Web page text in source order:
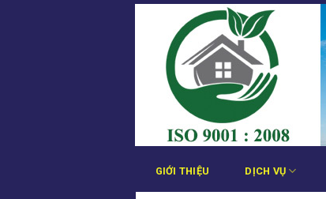
Bỏ
GIỚI THIỆU DỊCH VỤ